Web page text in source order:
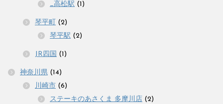
_高松駅 (1)
琴平町 (2)
琴平駅 (2)
JR四国 (1)
神奈川県 (14)
川崎市 (6)
ステーキのあさくま 多摩川店 (2)